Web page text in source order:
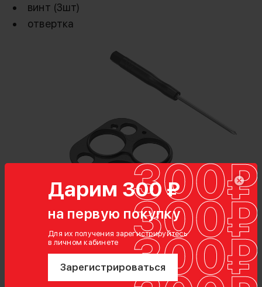
Дарим 300 ₽
на первую покупку
Для их получения зарегистрируйтесь
в личном кабинете
Зарегистрироваться
Сменная пластина для установки мобильного
объектива с креплением 17мм. Разработан
специально для нового поколения клеток
SmallRig для iPhone 15 Pro/15 Pro Max
винт (3шт)
отвертка